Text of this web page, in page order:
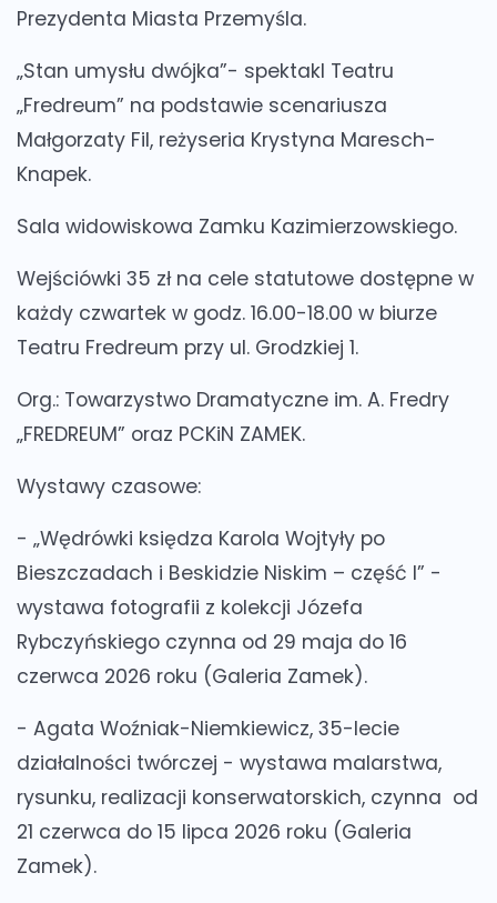
Prezydenta Miasta Przemyśla.
„Stan umysłu dwójka”- spektakl Teatru
„Fredreum” na podstawie scenariusza
Małgorzaty Fil, reżyseria Krystyna Maresch-
Knapek.
Sala widowiskowa Zamku Kazimierzowskiego.
Wejściówki 35 zł na cele statutowe dostępne w
każdy czwartek w godz. 16.00-18.00 w biurze
Teatru Fredreum przy ul. Grodzkiej 1.
Org.: Towarzystwo Dramatyczne im. A. Fredry
„FREDREUM” oraz PCKiN ZAMEK.
Wystawy czasowe:
- „Wędrówki księdza Karola Wojtyły po
Bieszczadach i Beskidzie Niskim – część I” -
wystawa fotografii z kolekcji Józefa
Rybczyńskiego czynna od 29 maja do 16
czerwca 2026 roku (Galeria Zamek).
- Agata Woźniak-Niemkiewicz, 35-lecie
działalności twórczej - wystawa malarstwa,
rysunku, realizacji konserwatorskich, czynna od
21 czerwca do 15 lipca 2026 roku (Galeria
Zamek).